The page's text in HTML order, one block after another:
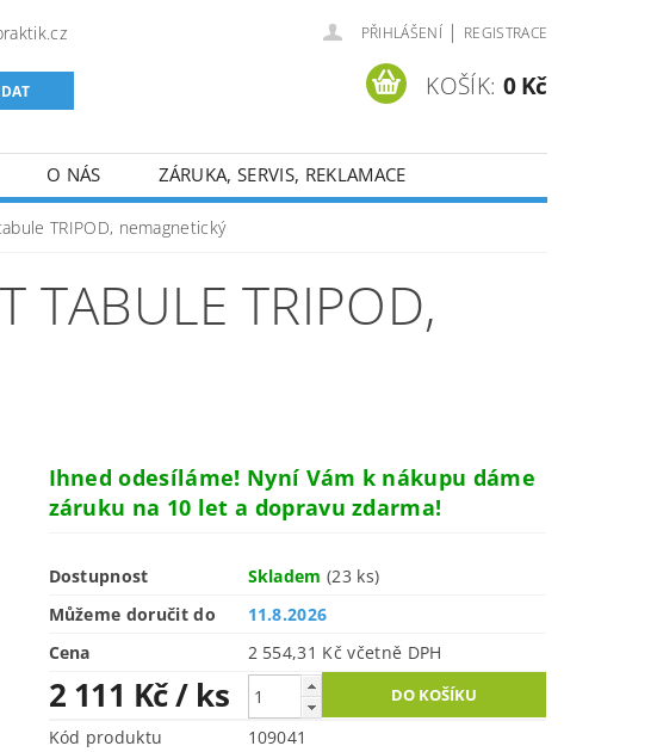
PŘIHLÁŠENÍ | REGISTRACE
KOŠÍK: 0 Kč
O NÁS ZÁRUKA, SERVIS, REKLAMACE
TRIPOD, nemagnetický
TABULE TRIPOD,
Ihned odesíláme! Nyní Vám k nákupu dáme
záruku na 10 let a dopravu zdarma!
Dostupnost Skladem(23 ks)
Můžeme doručit do
11.8.2026
Cena
2 554,31 Kč včetně DPH
2 111 Kč/ ks
Kód produktu
109041